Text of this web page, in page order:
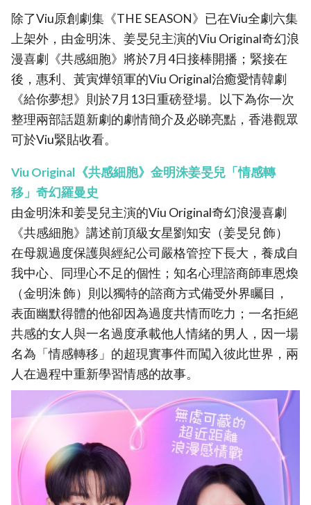
除了Viu原創劇集《THE SEASON》已在Viu全劇六集
上架外，由金明洙、姜旻兒主演的Viu Original奇幻浪
漫喜劇《共感細胞》將於7月4日接棒開播；緊接在
後，惠利、黃寅燁領軍的Viu Original治癒愛情韓劇
《給你夢想》則於7月13日重磅登場。以下為你一次
整理兩部話題新劇的劇情簡介及必睇亮點，香港觀眾
可於Viu緊貼收看。
Viu Original《共感細胞》金明洙姜旻兒「情感轉
移」奇幻羅曼史
由金明洙和姜旻兒主演的Viu Original奇幻浪漫喜劇
《共感細胞》講述前頂級女星劉知安（姜旻兒 飾）
在母親過度保護與經紀公司嚴格管控下長大，養成自
我中心、同理心不足的個性；知名心理諮商師車恩煥
（金明洙 飾）則以獨特的諮商方式備受外界矚目，
表面幽默得體的他卻因為過度共情而吃力；一名拒絕
共感的女人與一名過度承載他人情緒的男人，因一場
名為「情感轉移」的超現實事件而闖入彼此世界，兩
人在過程中重新學習情感的故事。